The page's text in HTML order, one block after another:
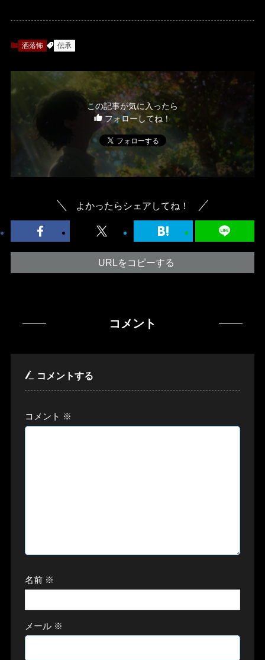
洒落怖 伝承
この記事が気に入ったら
フォローしてね！
よかったらシェアしてね！
URLをコピーする
コメント
コメントする
コメント ※
名前 ※
メール ※